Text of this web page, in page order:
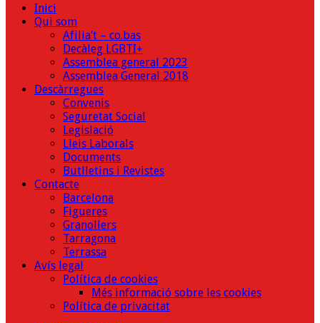
Inici
Qui som
Afilia’t – co.bas
Decàleg LGBTI+
Assemblea general 2023
Assemblea General 2018
Descàrregues
Convenis
Seguretat Social
Legislació
Lleis Laborals
Documents
Butlletins i Revistes
Contacte
Barcelona
Figueres
Granollers
Tarragona
Terrassa
Avís legal
Política de cookies
Més informació sobre les cookies
Política de privacitat